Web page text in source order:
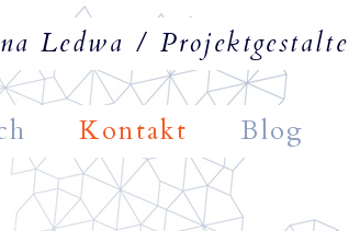
Ledwa /
Kontakt Blog